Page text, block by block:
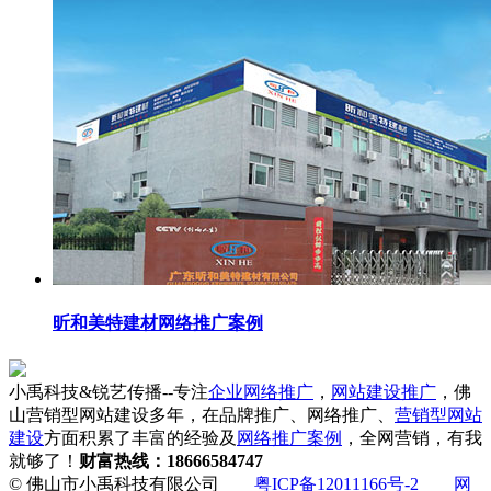
昕和美特建材网络推广案例
小禹科技&锐艺传播--专注企业网络推广 ， 网站建设推广 ，佛
山营销型网站建设多年，在品牌推广、网络推广、 营销型网站
建设方面积累了丰富的经验及 网络推广案例 ，全网营销，有我
就够了！ 财富热线：18666584747
© 佛山市小禹科技有限公司 粤ICP备12011166号-2 网